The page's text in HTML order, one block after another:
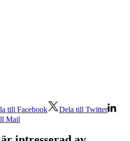
till Facebook
Dela till Twitter
Mail